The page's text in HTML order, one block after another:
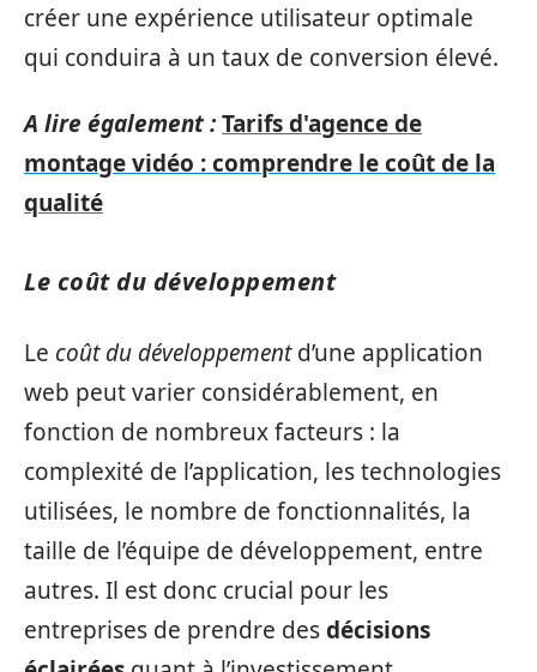
créer une expérience utilisateur optimale
qui conduira à un taux de conversion élevé.
A lire également :Tarifs d'agence de
montage vidéo : comprendre le coût de la
qualité
Le coût du développement
Le coût du développementd’une application
web peut varier considérablement, en
fonction de nombreux facteurs : la
complexité de l’application, les technologies
utilisées, le nombre de fonctionnalités, la
taille de l’équipe de développement, entre
autres. Il est donc crucial pour les
entreprises de prendre desdécisions